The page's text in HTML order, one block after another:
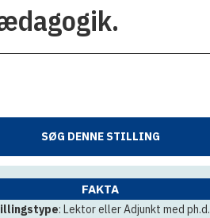
SØG DENNE STILLING
FAKTA
: Lektor eller Adjunkt med ph.d.